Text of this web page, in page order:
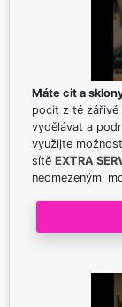
Máte cit a
pocit z té zářivé
vydělávat a
využijte
sítě EXTRA
neomezenými